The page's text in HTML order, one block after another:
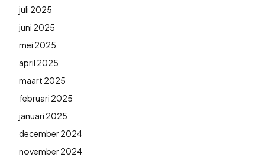
juli 2025
juni 2025
mei 2025
april 2025
maart 2025
februari 2025
januari 2025
december 2024
november 2024